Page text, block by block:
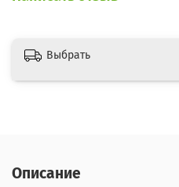
Высота
Ширина кресла с
500
Диаметр
Выбрать
Описание